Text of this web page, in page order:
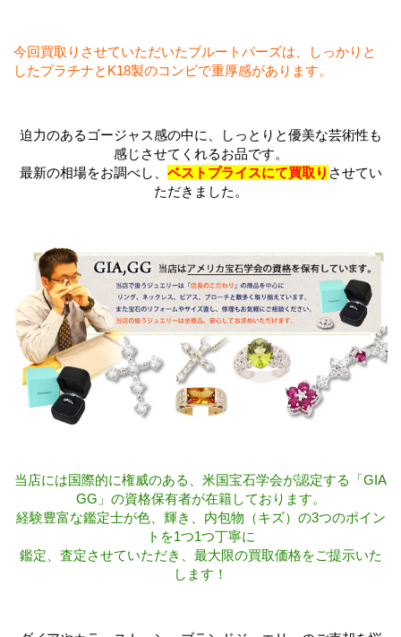
今回買取りさせていただいたブルートパーズは、しっかりと
したプラチナとK18製のコンビで重厚感があります。
迫力のあるゴージャス感の中に、しっとりと優美な芸術性も
感じさせてくれるお品です。
最新の相場をお調べし、 ベストプライスにて買取り させてい
ただきました。
当店には国際的に権威のある、米国宝石学会が認定する「GIA
GG」の資格保有者が在籍しております。
経験豊富な鑑定士が色、輝き、内包物（キズ）の3つのポイン
トを1つ1つ丁寧に
鑑定、査定させていただき、最大限の買取価格をご提示いた
します！